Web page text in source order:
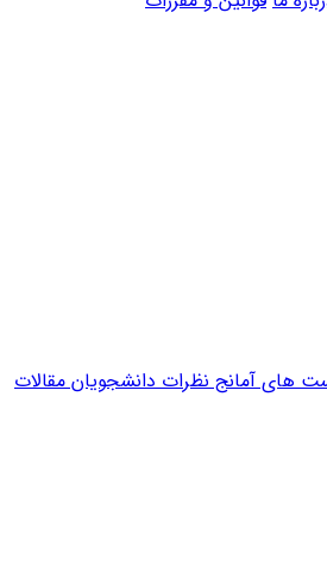
های آمانجنظرات دانشجویانمقالات